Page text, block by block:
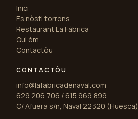
Inici
Es nòsti torrons
Restaurant La Fàbrica
Qui èm
Contactòu
CONTACTÒU
info@lafabricadenaval.com
629 206 706 / 615 969 899
C/ Afuera s/n, Naval 22320 (Huesca)